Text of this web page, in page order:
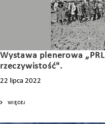
Wystawa plenerowa
rzeczywistość".
22 lipca 2022
WIĘCEJ